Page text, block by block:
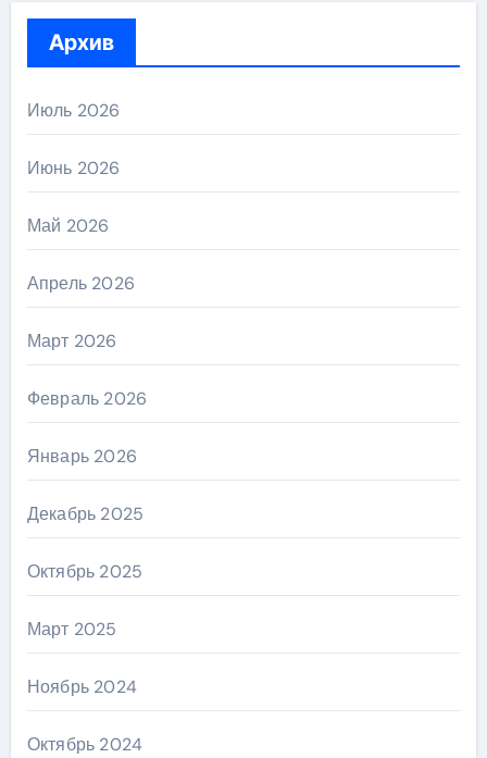
Архив
Июль 2026
Июнь 2026
Май 2026
Апрель 2026
Март 2026
Февраль 2026
Январь 2026
Декабрь 2025
Октябрь 2025
Март 2025
Ноябрь 2024
Октябрь 2024